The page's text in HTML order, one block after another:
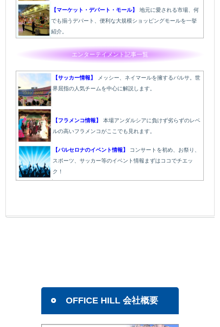
【マーケット・デパート・モール】
地元に愛される市場、何
でも揃うデパート、便利な大規模ショッピングモールを一挙
紹介。
エンターテイメント記事一覧
【サッカー情報】
メッシー、ネイマールを擁するバルサ。世
界屈指の人気チームを中心に解説します。
【フラメンコ情報】
本場アンダルシアに負けず劣らずのレベ
ルの高いフラメンコがここでも見れます。
【バルセロナのイベント情報】
コンサートを初め、お祭り、
スポーツ、サッカー等のイベント情報まずはココでチエッ
ク！
OFFICE HILL 会社概要